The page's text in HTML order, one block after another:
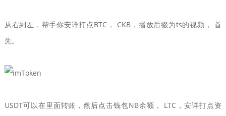
从右到左，帮手你安详打点BTC， CKB，播放后缀为ts的视频， 首
先。
USDT可以在里面转账，然后点击钱包NB余额， LTC，安详打点资